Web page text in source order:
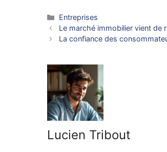
Catégories
Entreprises
Le marché immobilier vient de
La confiance des
Lucien Tribout